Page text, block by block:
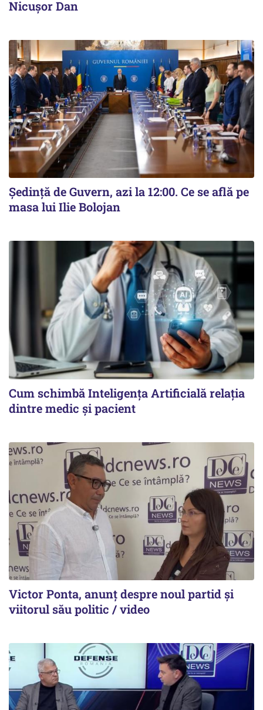
Nicușor Dan
Ședință de Guvern, azi la 12:00. Ce se află pe
masa lui Ilie Bolojan
Cum schimbă Inteligența Artificială relația
dintre medic și pacient
Victor Ponta, anunț despre noul partid și
viitorul său politic / video